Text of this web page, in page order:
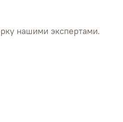
нашими экспертами.